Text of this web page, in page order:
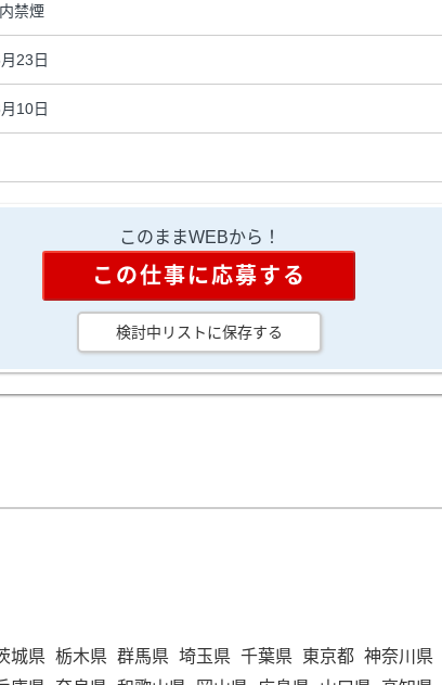
禁煙
23日
10日
このままWEBから！
この仕事に応募する
検討中リストに保存する
城県 栃木県 群馬県 埼玉県 千葉県 東京都 神奈川県